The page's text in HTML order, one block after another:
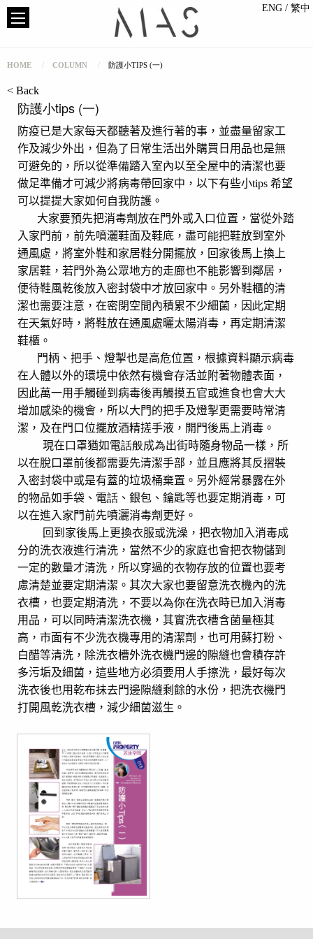
ENG / 繁中
HOME COLUMN 防護小TIPS (一)
< Back
防護小tips (一)
防疫已是大家每天都聽著及進行著的事 ，並盡量留家工
作及減少外出，但為了日常生活出外購買日用品也是無
可避免的，所以從準備踏入室內以至全屋中的清潔也要
做足準備才可減少將病毒帶回家中，以下有些小tips 希望
可以提提大家如何自我防護。
大家要預先把消毒劑放在門外或入口位置，當從外踏
入家門前，前先噴灑鞋面及鞋底，盡可能把鞋放到室外
通風處，將室外鞋和家居鞋分開擺放，回家後馬上換上
家居鞋，若門外為公眾地方的走廊也不能影響到鄰居，
便待鞋風乾後放入密封袋中才放回家中。另外鞋櫃的清
潔也需要注意，在密閉空間內積累不少細菌，因 此定期
在天氣好時，將鞋放在通風處曬太陽消毒，再定期清潔
鞋櫃。
門柄、把手、燈掣也是高危位置，根據資料顯示病毒
在人體以外的環境中依然有機會存活並附著物體表面，
因此萬一用手觸碰到病毒後再觸摸五官或進食也會大大
增加感染的機會，所以大門的把手及燈掣更需要時常清
潔，及在門口位擺放酒精搓手液，開門後馬上消毒。
現在口罩猶如電話般成為出街時隨身物品一樣 ，所
以在脫口罩前後都需要先清潔手部，並且應將其反摺裝
入密封袋中或是有蓋的垃圾桶棄置。另外經常暴露在外
的物品如手袋、 電話 、銀包、鑰匙等也要定期消毒，可
以在進入家門前先噴灑消毒劑更好。
回到家後馬上更換衣服或洗澡 ，把衣物加入消毒成
分的洗衣液進行清洗，當然不少的家庭也會把衣物儲到
一定的數量才清洗，所以穿過的衣物存放的位置也要考
慮清楚並要定期清潔。其次大家也要留意洗衣機內的洗
衣槽，也要定期清洗，不要以為你在洗衣時已加入消毒
用品，可以同時清潔洗衣機，其實洗衣槽含菌量極其
高，市面有不少洗衣機專用的清潔劑，也可用蘇打粉、
白醋等清洗，除洗衣槽外洗衣機門邊的隙縫也會積存許
多污垢及細菌，這些地方必須要用人手擦洗，最好每次
洗衣後也用乾布抺去門邊隙縫剩餘的水份，把洗衣機門
打開風乾洗衣槽，減少細菌滋生。